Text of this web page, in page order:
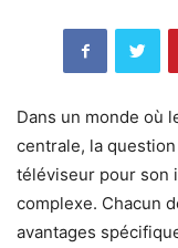
Dans un monde où
centrale, la
téléviseur pour son
complexe. Chacun
avantages